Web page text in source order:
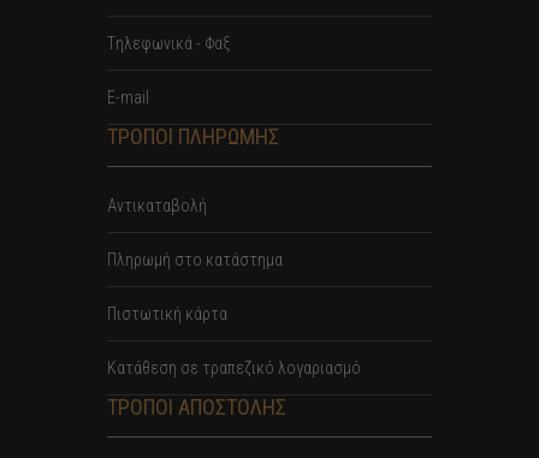
Tηλεφωνικά - Φαξ
E-mail
ΤΡΟΠΟΙ ΠΛΗΡΩΜΗΣ
Αντικαταβολή
Πληρωμή στο κατάστημα
Πιστωτική κάρτα
Κατάθεση σε τραπεζικό λογαριασμό
ΤΡΟΠΟΙ ΑΠΟΣΤΟΛΗΣ